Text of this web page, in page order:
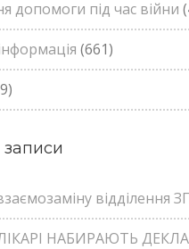
допомоги під час війни
(661)
відділення
НАБИРАЮТЬ